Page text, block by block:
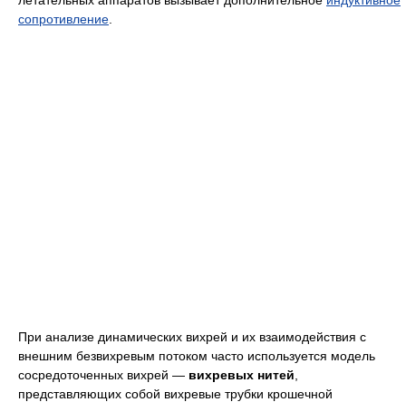
сопротивление
При анализе динамических вихрей и их взаимодействия с
внешним безвихревым потоком часто используется модель
сосредоточенных вихрей — вихревых нитей
представляющих собой вихревые трубки крошечной